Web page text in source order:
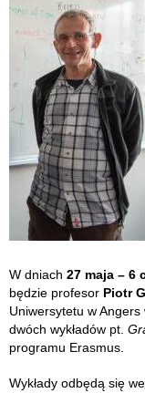
W dniach 27 maja – 6
będzie profesor Piotr
Uniwersytetu w
dwóch wykładów pt.
programu Erasmus.
Wykłady odbędą się